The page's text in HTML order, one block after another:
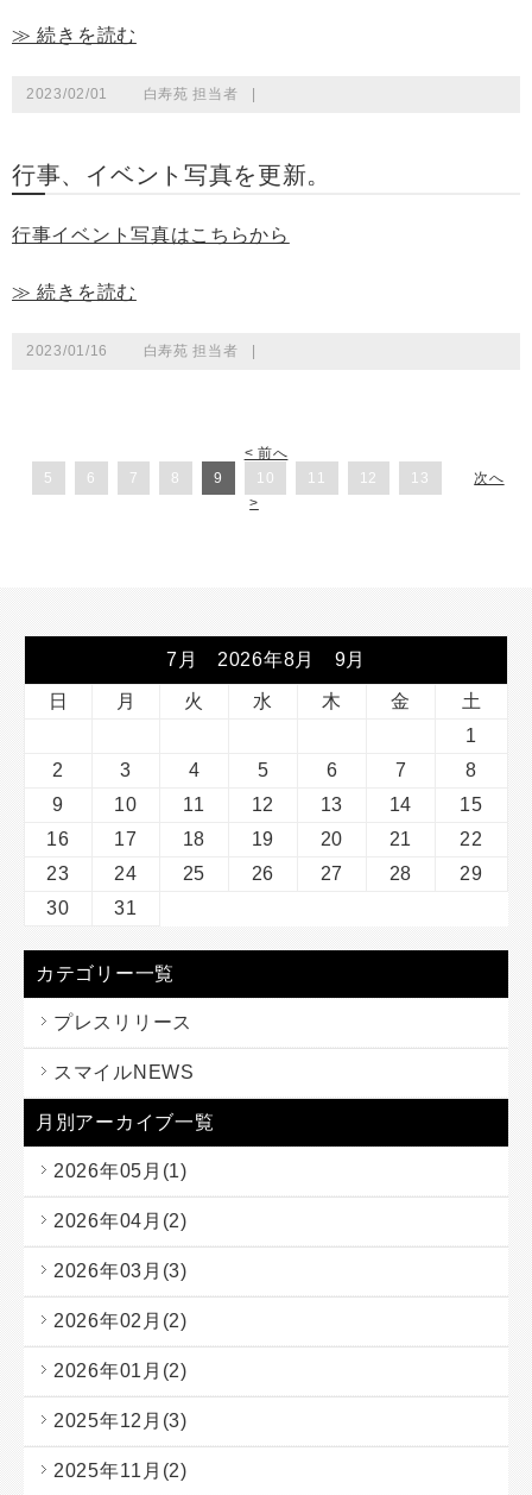
≫ 続きを読む
2023/02/01 白寿苑 担当者
行事、イベント写真を更新。
行事イベント写真はこちらから
≫ 続きを読む
2023/01/16 白寿苑 担当者
< 前へ
5
6 7 8 9 10 11 12 13
次へ
>
7月 2026年8月 9月
日 月 火 水 木 金
土
1
2
3 4 5 6 7
8
9
10 11 12 13 14
15
16
17 18 19 20 21
22
23
24 25 26 27 28
29
30
31
カテゴリー一覧
プレスリリース
スマイルNEWS
月別アーカイブ一覧
2026年05月(1)
2026年04月(2)
2026年03月(3)
2026年02月(2)
2026年01月(2)
2025年12月(3)
2025年11月(2)